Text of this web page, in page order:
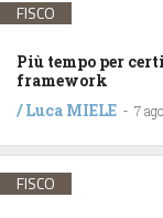
FISCO
Più tempo per
framework
/Luca MIELE - 7
FISCO